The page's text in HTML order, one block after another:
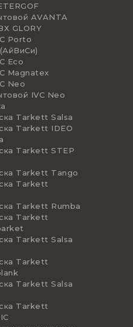
AVANTA
GLORY
Porto
Eco
Magnatex
Neo
IVC Neo
Tarkett Salsa
Tarkett IDEO
Tarkett STEP
Tarkett Tango
Tarkett
Tarkett Rumba
Tarkett
Tarkett Salsa
Tarkett
Tarkett Salsa
Tarkett